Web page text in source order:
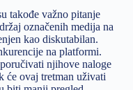
takođe važno pitanje
označenih medija na
kao diskutabilan.
na platformi.
njihove naloge
će ovaj tretman uživati